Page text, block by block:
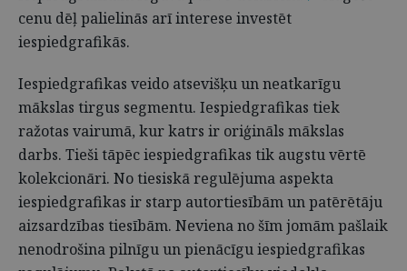
cenu dēļ palielinās arī interese investēt
iespiedgrafikās.
Iespiedgrafikas veido atsevišķu un neatkarīgu
mākslas tirgus segmentu. Iespiedgrafikas tiek
ražotas vairumā, kur katrs ir oriģināls mākslas
darbs. Tieši tāpēc iespiedgrafikas tik augstu vērtē
kolekcionāri. No tiesiskā regulējuma aspekta
iespiedgrafikas ir starp autortiesībām un patērētāju
aizsardzības tiesībām. Neviena no šīm jomām pašlaik
nenodrošina pilnīgu un pienācīgu iespiedgrafikas